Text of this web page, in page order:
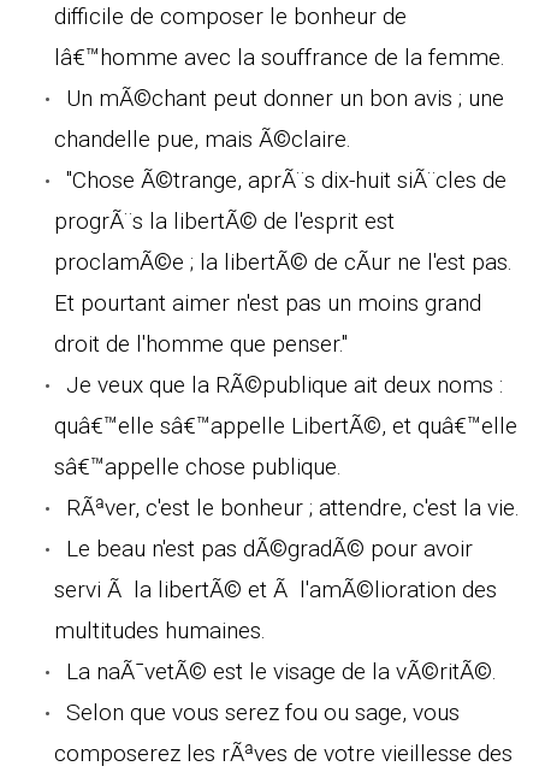
difficile de composer le bonheur de
lâ€™homme avec la souffrance de la femme.
Un mÃ©chant peut donner un bon avis ; une
chandelle pue, mais Ã©claire.
"Chose Ã©trange, aprÃ¨s dix-huit siÃ¨cles de
progrÃ¨s la libertÃ© de l'esprit est
proclamÃ©e ; la libertÃ© de cÃur ne l'est pas.
Et pourtant aimer n'est pas un moins grand
droit de l'homme que penser."
Je veux que la RÃ©publique ait deux noms :
quâ€™elle sâ€™appelle LibertÃ©, et quâ€™elle
sâ€™appelle chose publique.
RÃªver, c'est le bonheur ; attendre, c'est la vie.
Le beau n'est pas dÃ©gradÃ© pour avoir
servi Ã la libertÃ© et Ã l'amÃ©lioration des
multitudes humaines.
La naÃ¯vetÃ© est le visage de la vÃ©ritÃ©.
Selon que vous serez fou ou sage, vous
composerez les rÃªves de votre vieillesse des